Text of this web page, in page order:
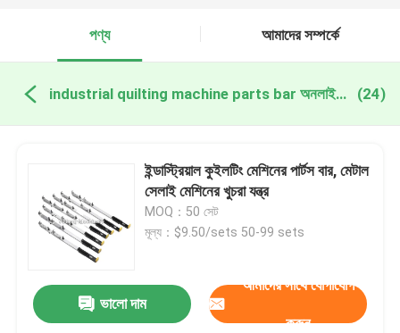
পণ্য আমাদের সম্পর্কে
industrial quilting machine parts bar অনলাইন উত্পাদন (24)
ইন্ডাস্ট্রিয়াল কুইলটিং মেশিনের পার্টস বার, মেটাল
সেলাই মেশিনের খুচরা যন্ত্র
MOQ：50 সেট
মূল্য：$9.50/sets 50-99 sets
ভালো দাম
আমাদের সাথে যোগাযোগ
করুন